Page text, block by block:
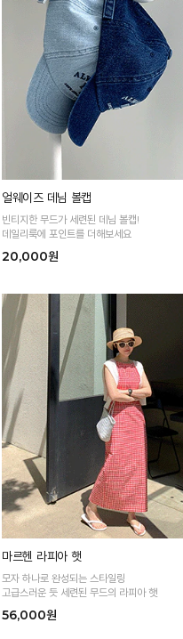
얼웨이즈 데님 볼캡
빈티지한 무드가 세련된 데님 볼캡!
데일리룩에 포인트를 더해보세요
20,000원
마르헨 라피아 햇
모자 하나로 완성되는 스타일링
고급스러운 듯 세련된 무드의 라피아 햇
56,000원